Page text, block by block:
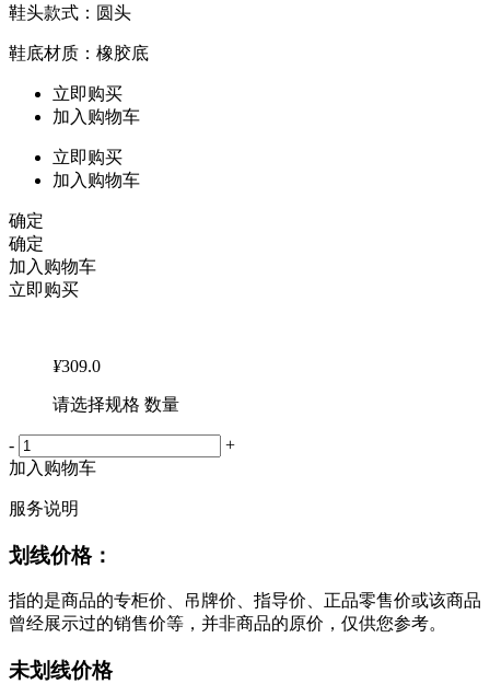
鞋头款式：圆头
鞋底材质：橡胶底
立即购买
加入购物车
立即购买
加入购物车
确定
确定
加入购物车
立即购买
¥309.0
请选择规格 数量
-
+
加入购物车
服务说明
划线价格：
指的是商品的专柜价、吊牌价、指导价、正品零售价或该商品
曾经展示过的销售价等，并非商品的原价，仅供您参考。
未划线价格